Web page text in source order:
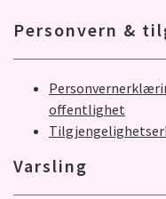
Personvern &
offentlighet
Varsling